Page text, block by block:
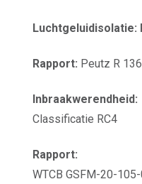
Luchtgeluidisolatie:
Rapport: Peutz R
Inbraakwerendheid:
Classificatie RC4
Rapport:
WTCB GSFM-20-